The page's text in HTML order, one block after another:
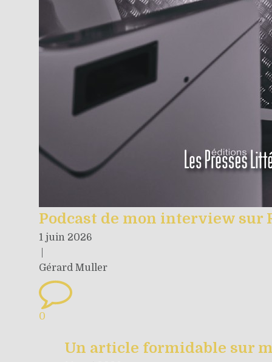
Podcast de mon interview sur
1 juin 2026
Gérard Muller
0
Un article formidable sur